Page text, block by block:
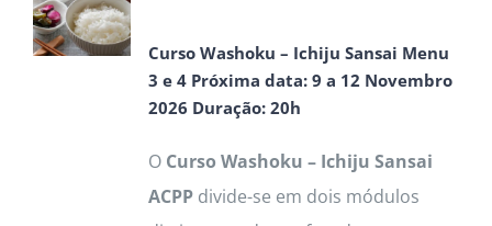
Curso Washoku – Ichiju Sansai Menu
3 e 4 Próxima data: 9 a 12 Novembro
2026 Duração: 20h
O Curso Washoku – Ichiju Sansai
ACPPdivide-se em dois módulos